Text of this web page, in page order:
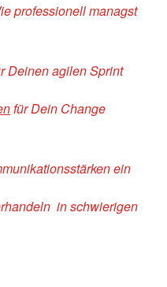
professionell managst
Deinen agilen Sprint
für Dein Change
ein
in schwierigen